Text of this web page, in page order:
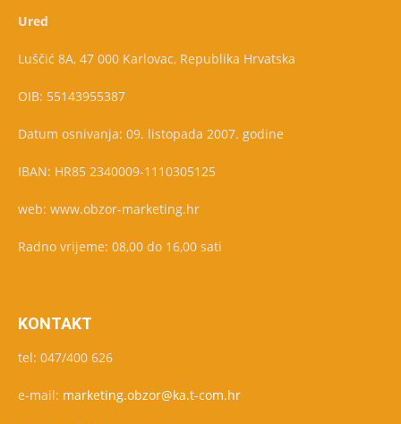
Ured
Luščić 8A, 47 000 Karlovac, Republika Hrvatska
OIB: 55143955387
Datum osnivanja: 09. listopada 2007. godine
IBAN: HR85 2340009-1110305125
web: www.obzor-marketing.hr
Radno vrijeme: 08,00 do 16,00 sati
KONTAKT
tel: 047/400 626
e-mail: marketing.obzor@ka.t-com.hr